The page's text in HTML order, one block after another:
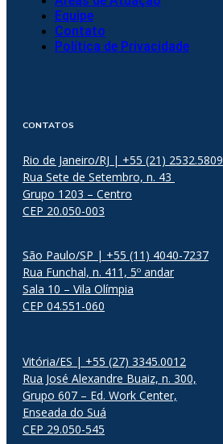
Equipe
Contato
Política de Privacidade
CONTATOS
Rio de Janeiro/RJ | +55 (21) 2532.5809
Rua Sete de Setembro, n. 43
Grupo 1203 – Centro
CEP 20.050-003
São Paulo/SP | +55 (11) 4040-7237
Rua Funchal, n. 411, 5º andar
Sala 10 – Vila Olímpia
CEP 04.551-060
Vitória/ES | +55 (27) 3345.0012
Rua José Alexandre Buaiz, n. 300,
Grupo 607 – Ed. Work Center,
Enseada do Suá
CEP 29.050-545